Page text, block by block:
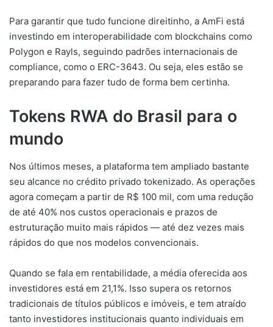
Para garantir que tudo funcione direitinho, a AmFi está
investindo em interoperabilidade com blockchains como
Polygon e Rayls, seguindo padrões internacionais de
compliance, como o ERC-3643. Ou seja, eles estão se
preparando para fazer tudo de forma bem certinha.
Tokens RWA do Brasil para o
mundo
Nos últimos meses, a plataforma tem ampliado bastante
seu alcance no crédito privado tokenizado. As operações
agora começam a partir de R$ 100 mil, com uma redução
de até 40% nos custos operacionais e prazos de
estruturação muito mais rápidos — até dez vezes mais
rápidos do que nos modelos convencionais.
Quando se fala em rentabilidade, a média oferecida aos
investidores está em 21,1%. Isso supera os retornos
tradicionais de títulos públicos e imóveis, e tem atraído
tanto investidores institucionais quanto individuais em